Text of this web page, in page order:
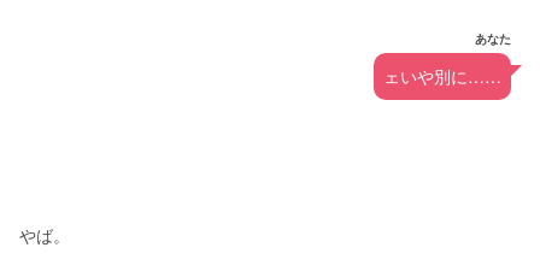
あなた
ェいや別に……
やば。